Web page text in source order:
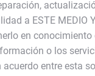
a ESTE MEDIO
en
o los
entre esta